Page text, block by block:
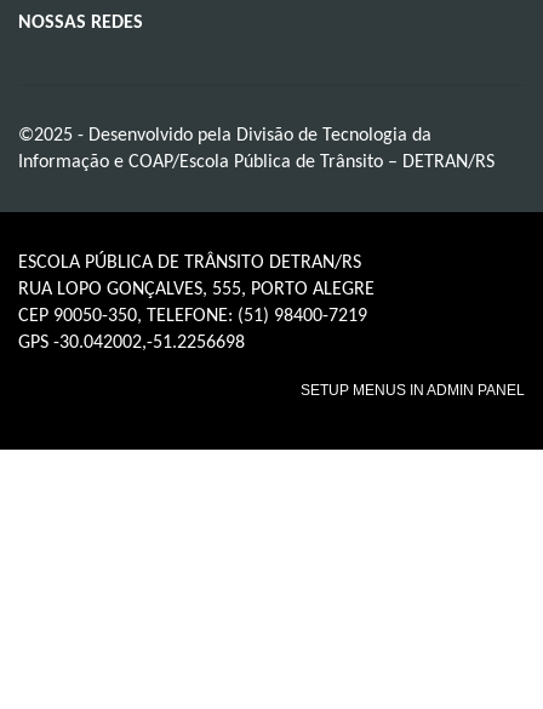
NOSSAS REDES
©2025 - Desenvolvido pela Divisão de Tecnologia da
Informação e COAP/Escola Pública de Trânsito – DETRAN/RS
ESCOLA PÚBLICA DE TRÂNSITO DETRAN/RS
RUA LOPO GONÇALVES, 555, PORTO ALEGRE
CEP 90050-350, TELEFONE: (51) 98400-7219
GPS -30.042002,-51.2256698
SETUP MENUS IN ADMIN PANEL